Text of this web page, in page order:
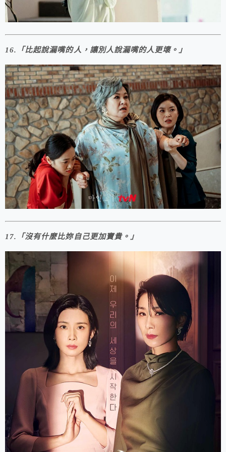
16.「比起說漏嘴的人，讓別人說漏嘴的人更壞。」
17.「沒有什麼比妳自己更加寶貴。」